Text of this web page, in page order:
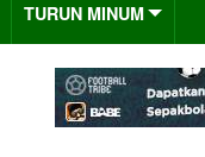
TURUN MINUM